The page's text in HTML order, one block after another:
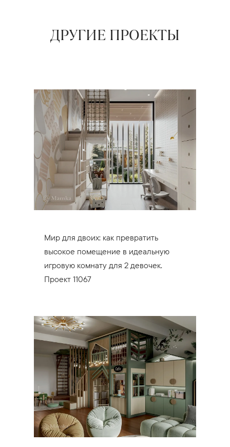
ДРУГИЕ ПРОЕКТЫ
Мир для двоих: как превратить
высокое помещение в идеальную
игровую комнату для 2 девочек.
Проект 11067